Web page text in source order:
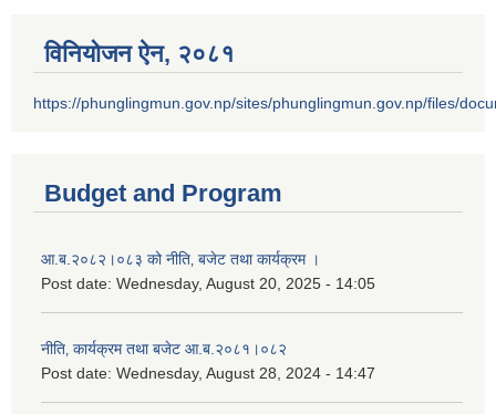
विनियोजन ऐन‚ २०८१
https://phunglingmun.gov.np/sites/phunglingmun.gov.np/files/
Budget and Program
आ.ब.२०८२।०८३ को नीति‚ बजेट तथा कार्यक्रम ।
Post date: Wednesday, August 20, 2025 - 14:05
नीति‚ कार्यक्रम तथा बजेट आ.ब.२०८१।०८२
Post date: Wednesday, August 28, 2024 - 14:47